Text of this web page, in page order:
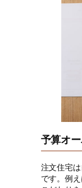
予算オ
注文住宅
です。例